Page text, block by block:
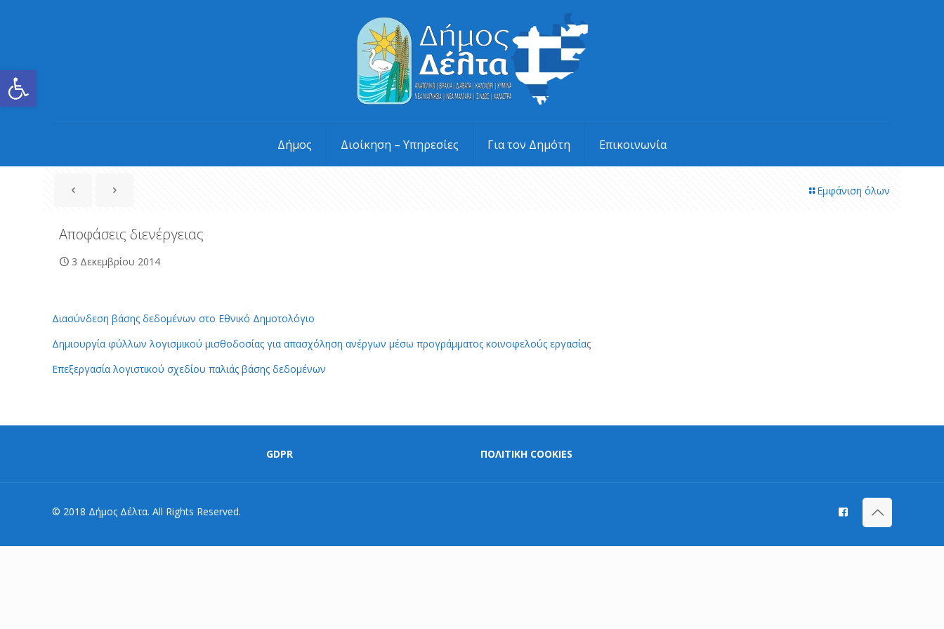
Ανοίξτε τη γραμμή εργαλείων
Δήμος Διοίκηση – Υπηρεσίες Για τον Δημότη Επικοινωνία
Εμφάνιση όλων
Αποφάσεις διενέργειας
3 Δεκεμβρίου 2014
Διασύνδεση βάσης δεδομένων στο Εθνικό Δημοτολόγιο
Δημιουργία φύλλων λογισμικού μισθοδοσίας για απασχόληση ανέργων μέσω προγράμματος κοινοφελούς εργασίας
Επεξεργασία λογιστικού σχεδίου παλιάς βάσης δεδομένων
GDPR ΠΟΛΙΤΙΚΗ COOKIES
© 2018 Δήμος Δέλτα. All Rights Reserved.